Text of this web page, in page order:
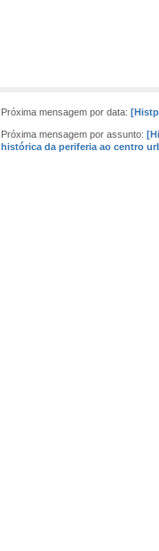
Próxima mensagem por data:
Próxima mensagem por assunto:
histórica da periferia ao centro